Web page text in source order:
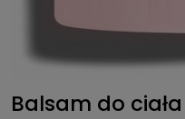
Balsam do